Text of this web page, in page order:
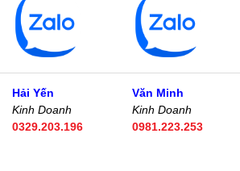
Hải Yến
Kinh Doanh
0329.203.196
Văn Minh
Kinh Doanh
0981.223.253